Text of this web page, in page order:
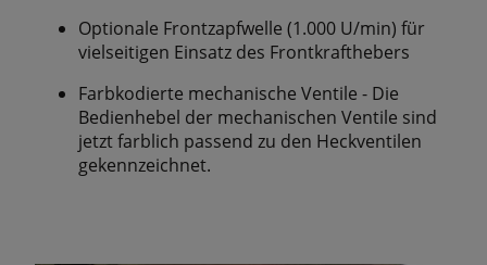
Optionale Frontzapfwelle (1.000 U/min) für
vielseitigen Einsatz des Frontkrafthebers
Farbkodierte mechanische Ventile - Die
Bedienhebel der mechanischen Ventile sind
jetzt farblich passend zu den Heckventilen
gekennzeichnet.